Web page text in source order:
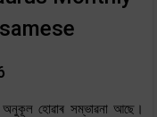
হোৱাৰ সম্ভাৱনা আছে।